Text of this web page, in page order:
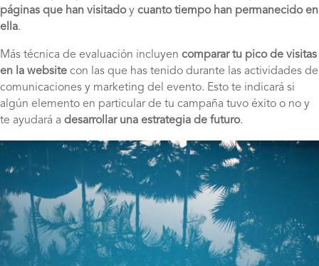
páginas que han visitadoy cuanto tiempo han permanecido en
ella.
Más técnica de evaluación incluyen comparar tu pico de visitas
en la website con las que has tenido durante las actividades de
comunicaciones y marketing del evento. Esto te indicará si
algún elemento en particular de tu campaña tuvo éxito o no y
te ayudará a desarrollar una estrategia de futuro.